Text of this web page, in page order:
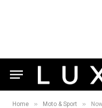
Home » Moto & Sport »